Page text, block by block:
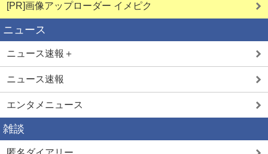
[PR]画像アップローダー イメピク
ニュース
ニュース速報＋
ニュース速報
エンタメニュース
雑談